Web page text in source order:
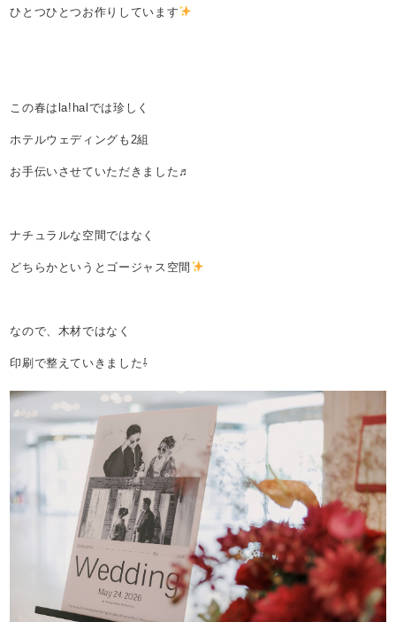
ひとつひとつお作りしています
この春はla!halでは珍しく
ホテルウェディングも2組
お手伝いさせていただきました♬
ナチュラルな空間ではなく
どちらかというとゴージャス空間
なので、木材ではなく
印刷で整えていきました⇩